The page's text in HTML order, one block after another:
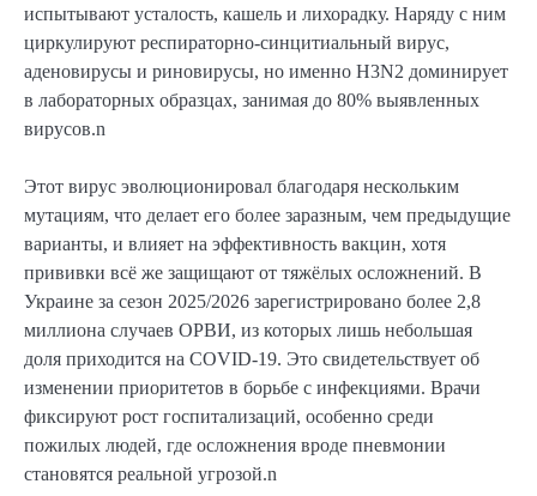
испытывают усталость, кашель и лихорадку. Наряду с ним
циркулируют респираторно-синцитиальный вирус,
аденовирусы и риновирусы, но именно H3N2 доминирует
в лабораторных образцах, занимая до 80% выявленных
вирусов.n
Этот вирус эволюционировал благодаря нескольким
мутациям, что делает его более заразным, чем предыдущие
варианты, и влияет на эффективность вакцин, хотя
прививки всё же защищают от тяжёлых осложнений. В
Украине за сезон 2025/2026 зарегистрировано более 2,8
миллиона случаев ОРВИ, из которых лишь небольшая
доля приходится на COVID-19. Это свидетельствует об
изменении приоритетов в борьбе с инфекциями. Врачи
фиксируют рост госпитализаций, особенно среди
пожилых людей, где осложнения вроде пневмонии
становятся реальной угрозой.n